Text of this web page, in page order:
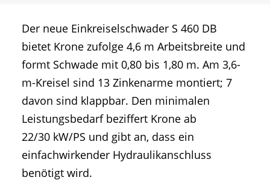
Der neue Einkreiselschwader S 460 DB
bietet Krone zufolge 4,6 m Arbeitsbreite und
formt Schwade mit 0,80 bis 1,80 m. Am 3,6-
m-Kreisel sind 13 Zinkenarme montiert; 7
davon sind klappbar. Den minimalen
Leistungsbedarf beziffert Krone ab
22/30 kW/PS und gibt an, dass ein
einfachwirkender Hydraulikanschluss
benötigt wird.